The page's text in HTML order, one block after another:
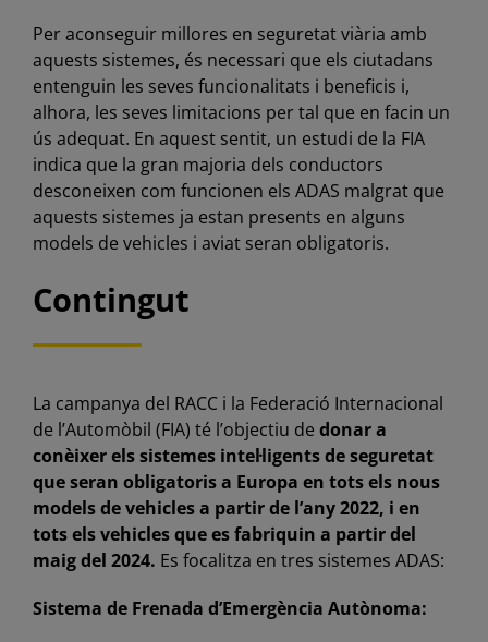
Per aconseguir millores en seguretat viària amb
aquests sistemes, és necessari que els ciutadans
entenguin les seves funcionalitats i beneficis i,
alhora, les seves limitacions per tal que en facin un
ús adequat. En aquest sentit, un estudi de la FIA
indica que la gran majoria dels conductors
desconeixen com funcionen els ADAS malgrat que
aquests sistemes ja estan presents en alguns
models de vehicles i aviat seran obligatoris.
Contingut
La campanya del RACC i la Federació Internacional
de l’Automòbil (FIA) té l’objectiu de donar a
conèixer els sistemes intel·ligents de seguretat
que seran obligatoris a Europa en tots els nous
models de vehicles a partir de l’any 2022, i en
tots els vehicles que es fabriquin a partir del
maig del 2024. Es focalitza en tres sistemes ADAS:
Sistema de Frenada d’Emergència Autònoma: